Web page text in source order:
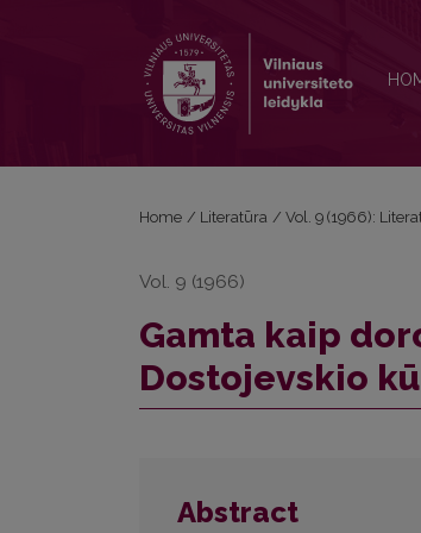
Home / Literatūra / Vol. 9 (1966):
Vol. 9 (1966)
Gamta kaip
Dostojevskio
Abstract